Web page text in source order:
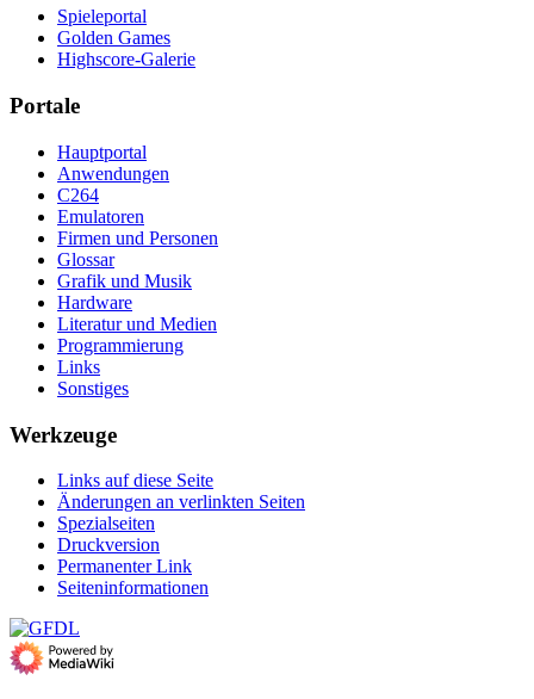
Spieleportal
Golden Games
Highscore-Galerie
Portale
Hauptportal
Anwendungen
C264
Emulatoren
Firmen und Personen
Glossar
Grafik und Musik
Hardware
Literatur und Medien
Programmierung
Links
Sonstiges
Werkzeuge
Links auf diese Seite
Änderungen an verlinkten Seiten
Spezialseiten
Druckversion
Permanenter Link
Seiten­­informationen